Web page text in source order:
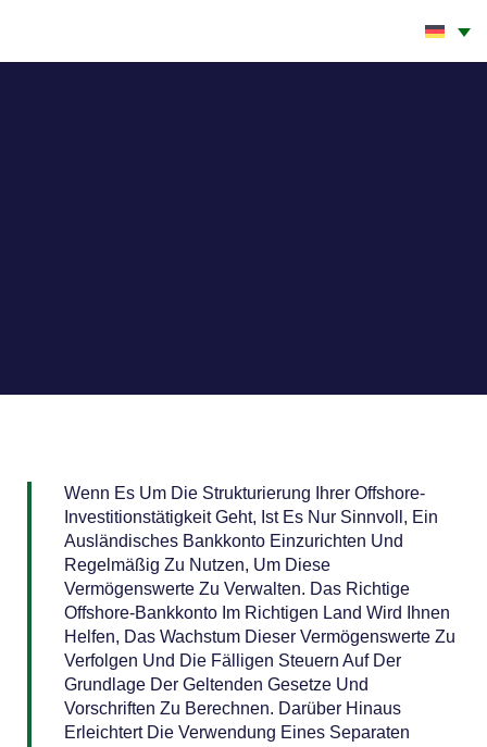
Wenn Es Um Die Strukturierung Ihrer Offshore-
Investitionstätigkeit Geht, Ist Es Nur Sinnvoll, Ein
Ausländisches Bankkonto Einzurichten Und
Regelmäßig Zu Nutzen, Um Diese
Vermögenswerte Zu Verwalten. Das Richtige
Offshore-Bankkonto Im Richtigen Land Wird Ihnen
Helfen, Das Wachstum Dieser Vermögenswerte Zu
Verfolgen Und Die Fälligen Steuern Auf Der
Grundlage Der Geltenden Gesetze Und
Vorschriften Zu Berechnen. Darüber Hinaus
Erleichtert Die Verwendung Eines Separaten